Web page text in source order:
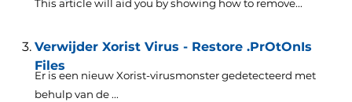
This article will aid you by showing how to remove...
Verwijder Xorist Virus - Restore .PrOtOnIs
Files
Er is een nieuw Xorist-virusmonster gedetecteerd met
behulp van de ...